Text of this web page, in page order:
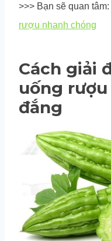
>>> Bạn sẽ quan tâm:
rượu nhanh chóng
Cách giải
uống
đắng